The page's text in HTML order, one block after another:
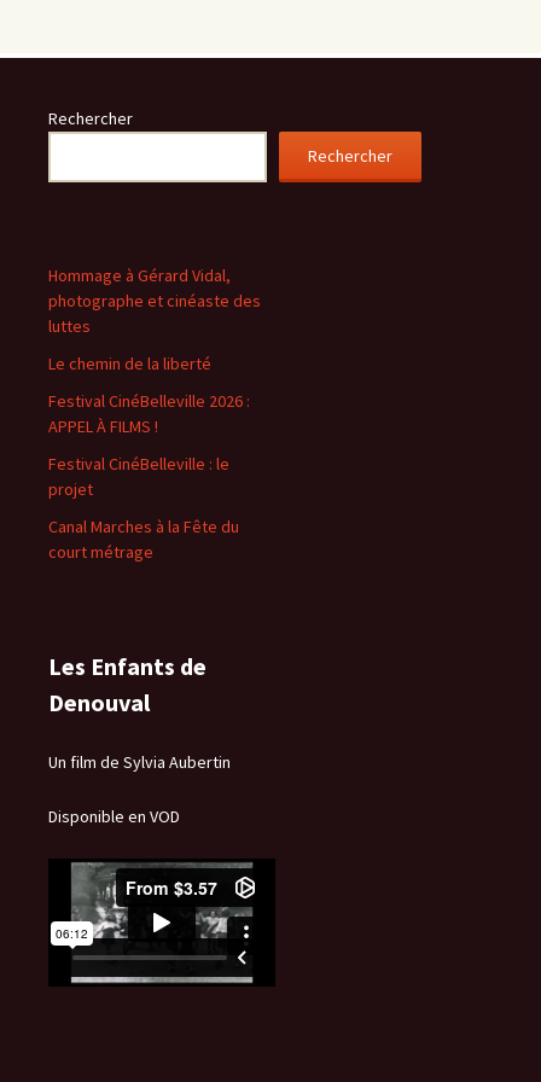
Rechercher
Rechercher
Hommage à Gérard Vidal,
photographe et cinéaste des
luttes
Le chemin de la liberté
Festival CinéBelleville 2026 :
APPEL À FILMS !
Festival CinéBelleville : le
projet
Canal Marches à la Fête du
court métrage
Les Enfants de
Denouval
Un film de Sylvia Aubertin
Disponible en VOD